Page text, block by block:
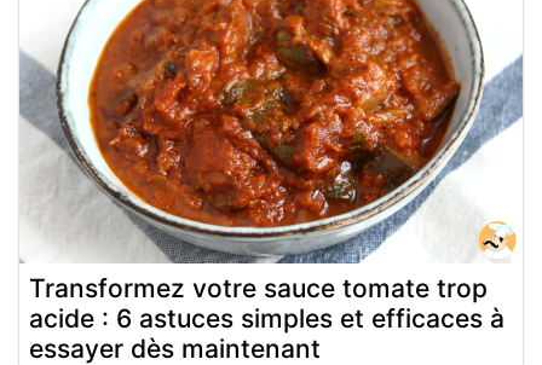
Transformez votre sauce tomate trop
acide : 6 astuces simples et efficaces à
essayer dès maintenant